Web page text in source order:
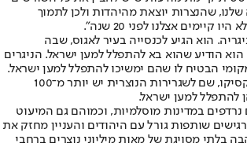
שהנצרות יוצאת מהיהדות ולכן לתמוך
קיימים אצלנו לפני 20 שנה".
הוא הגיע לכנסייה בעיר לאגוס, שבה
אלף איש. הוא הודיע שהוא בא להתפלל למען ישראל. הניגרים
הבטיח לו שהם ימשיכו להתפלל למען ישראל.
בשבוע שעבר היה במקסיקו, שם לשגרירות הנוצרית יש יותר מ־100
להתפלל למען ישראל.
נרדפים במדינות מוסלמיות, וכמוהם גם המיעוט
שותפות גורל עם היהודים והעניין מחזק את
בלתי מסויגת של מאות מיליוני נוצרים ברחבי